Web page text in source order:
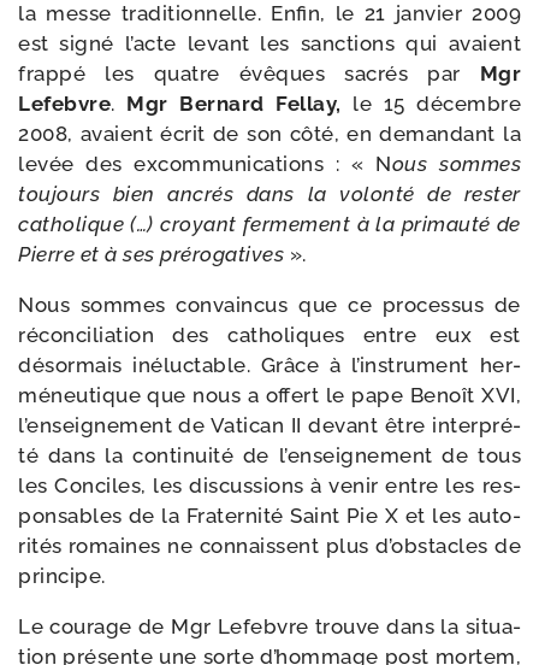
la messe tra­di­tion­nelle. Enfin, le 21 jan­vier 2009
est signé l’acte levant les sanc­tions qui avaient
frap­pé les quatre évêques sacrés par Mgr
Lefebvre. Mgr Bernard Fellay, le 15 décembre
2008, avaient écrit de son côté, en deman­dant la
levée des excom­mu­ni­ca­tions : « Nous sommes
tou­jours bien ancrés dans la volon­té de res­ter
catho­lique (…) croyant fer­me­ment à la pri­mau­té de
Pierre et à ses pré­ro­ga­tives ».
Nous sommes convain­cus que ce pro­ces­sus de
récon­ci­lia­tion des catho­liques entre eux est
désor­mais iné­luc­table. Grâce à l’ins­tru­ment her­
mé­neu­tique que nous a offert le pape Benoît XVI,
l’en­sei­gne­ment de Vatican II devant être inter­pré­
té dans la conti­nui­té de l’en­sei­gne­ment de tous
les Conciles, les dis­cus­sions à venir entre les res­
pon­sables de la Fraternité Saint Pie X et les auto­
ri­tés romaines ne connaissent plus d’obs­tacles de
principe.
Le cou­rage de Mgr Lefebvre trouve dans la situa­
tion pré­sente une sorte d’hom­mage post mor­tem,